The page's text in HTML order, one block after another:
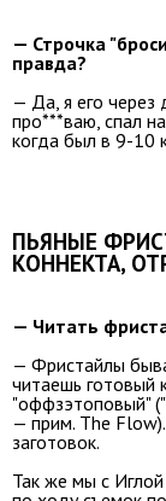
— Строчка
правда?
— Да, я его через
про***ваю, спал
когда был в 9-10
ПЬЯНЫЕ
КОННЕКТА,
— Читать
— Фристайлы
читаешь готовый
"оффзэтоповый"
— прим. The
заготовок.
Так же мы с